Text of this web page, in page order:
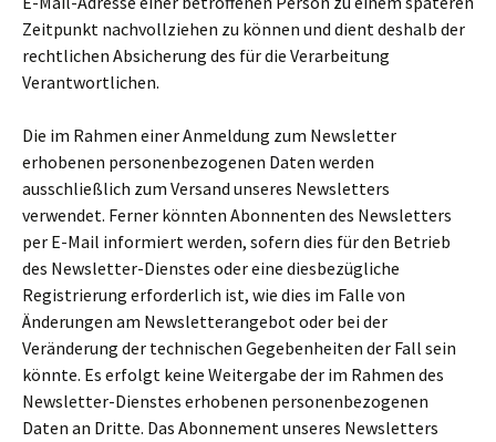
Zeitpunkt nachvollziehen zu können und dient deshalb der
rechtlichen Absicherung des für die Verarbeitung
Verantwortlichen.
Die im Rahmen einer Anmeldung zum Newsletter
erhobenen personenbezogenen Daten werden
ausschließlich zum Versand unseres Newsletters
verwendet. Ferner könnten Abonnenten des Newsletters
per E-Mail informiert werden, sofern dies für den Betrieb
des Newsletter-Dienstes oder eine diesbezügliche
Registrierung erforderlich ist, wie dies im Falle von
Änderungen am Newsletterangebot oder bei der
Veränderung der technischen Gegebenheiten der Fall sein
könnte. Es erfolgt keine Weitergabe der im Rahmen des
Newsletter-Dienstes erhobenen personenbezogenen
Daten an Dritte. Das Abonnement unseres Newsletters